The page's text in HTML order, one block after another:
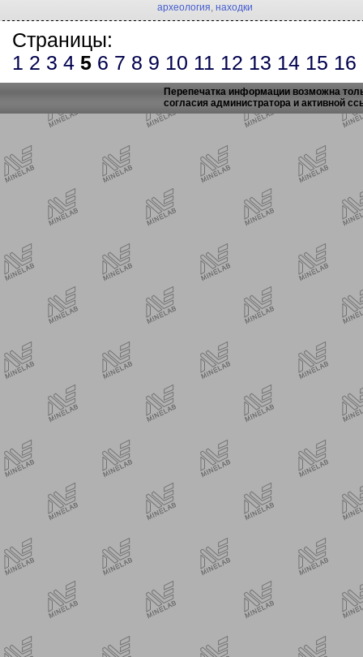
археология, находки
Страницы:
1 2 3 4 5 6 7 8 9 10 11 12 13 14 15 16
Перепечатка информации возможна
согласия администратора и активной